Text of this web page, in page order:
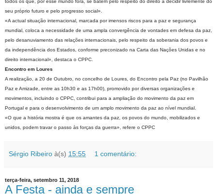
todos os que, por esse mundo fora, se batem pelo respeito do direito a decidir livremente do
seu próprio futuro e pelo progresso social».
«A actual situação internacional, marcada por imensos riscos para a paz e segurança
mundial, coloca a necessidade de uma ampla convergência de vontades em defesa da paz,
pelo desanuviamento das relações internacionais, pelo respeito da soberania dos povos e
da independência dos Estados, conforme preconizado na Carta das Nações Unidas e no
direito internacional», destaca o CPPC.
Encontro em Loures
A realização, a 20 de Outubro, no concelho de Loures, do Encontro pela Paz (no Pavilhão
Paz e Amizade, entre as 10h30 e as 17h00), promovido por diversas organizações e
movimentos, incluindo o CPPC, contribui para a ampliação do movimento da paz em
Portugal e para o desenvolvimento de um amplo movimento da paz ao nível mundial.
«O que a história mostra é que os amantes da paz, os povos do mundo, mobilizados e
unidos, podem travar o passo às forças da guerra», refere o CPPC
Sérgio Ribeiro à(s) 15:55 1 comentário:
terça-feira, setembro 11, 2018
A Festa - ainda e sempre